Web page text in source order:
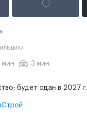
мин. 3 мин.
будет сдан в 2027 г.